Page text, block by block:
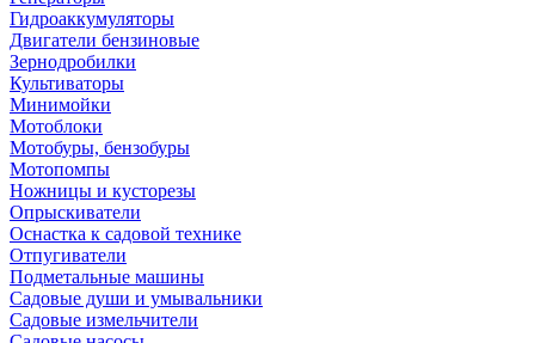
Гидроаккумуляторы
Двигатели бензиновые
Зернодробилки
Культиваторы
Минимойки
Мотоблоки
Мотобуры, бензобуры
Мотопомпы
Ножницы и кусторезы
Опрыскиватели
Оснастка к садовой технике
Отпугиватели
Подметальные машины
Садовые души и умывальники
Садовые измельчители